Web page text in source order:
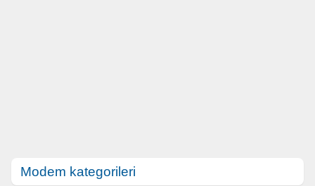
Modem kategorileri